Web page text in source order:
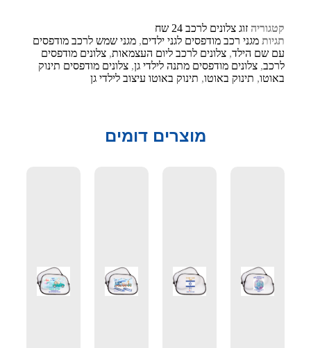
קטגוריה זוג צלונים לרכב 24 שח
תגיות מגני רכב מודפסים לגני ילדים, מגני שמש לרכב מודפסים
עם שם הילד, צלונים לרכב ליום העצמאות, צלונים מודפסים
לרכב, צלונים מודפסים מתנה לילדי גן, צלונים מודפסים תינוק
באוטו, תינוק באוטו, תינוק באוטו עיצוב לילדי גן
מוצרים דומים